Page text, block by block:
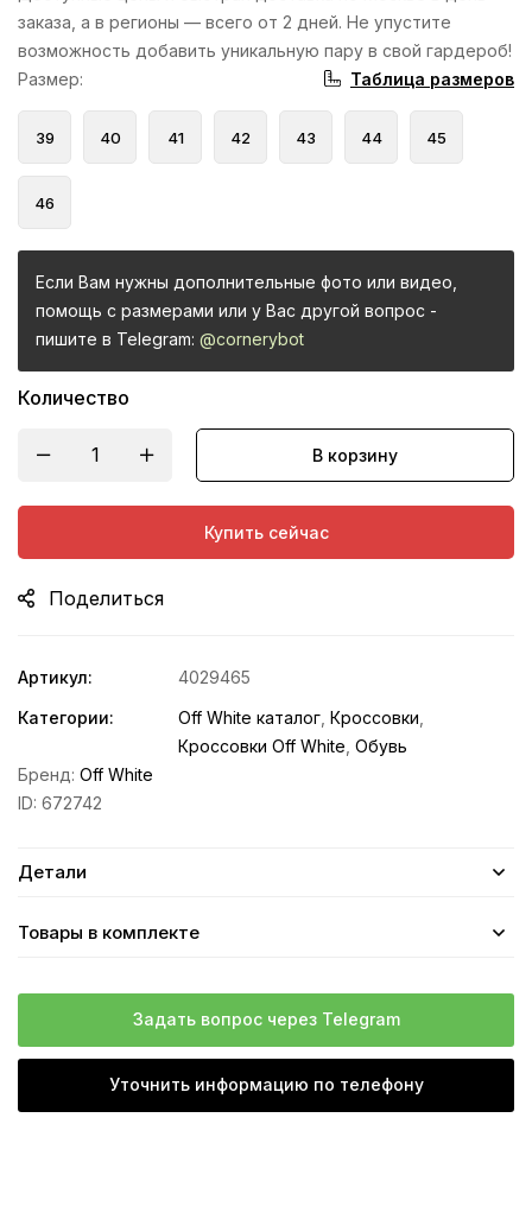
заказа, а в регионы — всего от 2 дней. Не упустите
возможность добавить уникальную пару в свой гардероб!
Размер: Таблица размеров
39 40 41 42 43 44 45
46
Если Вам нужны дополнительные фото или видео,
помощь с размерами или у Вас другой вопрос -
пишите в Telegram: @cornerybot
Количество
В корзину
Купить сейчас
Поделиться
Артикул:
4029465
Категории:
Off White каталог Кроссовки
Кроссовки Off White Обувь
Бренд: Off White
ID: 672742
Детали
Товары в комплекте
Задать вопрос через Telegram
Уточнить информацию по телефону